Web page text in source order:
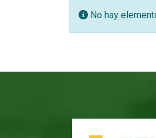
Información
No hay